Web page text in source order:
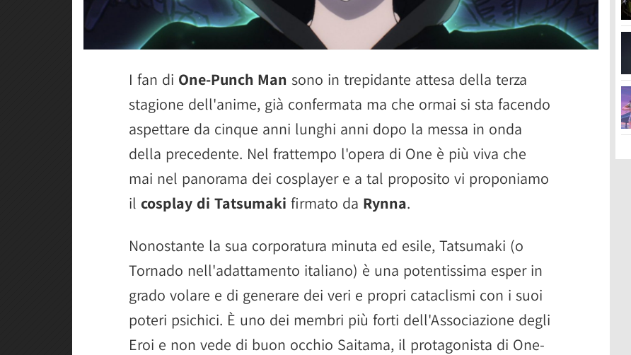
I fan di One-Punch Man sono in trepidante attesa della terza
stagione dell'anime, già confermata ma che ormai si sta facendo
aspettare da cinque anni lunghi anni dopo la messa in onda
della precedente. Nel frattempo l'opera di One è più viva che
mai nel panorama dei cosplayer e a tal proposito vi proponiamo
il cosplay di Tatsumaki firmato da Rynna.
Nonostante la sua corporatura minuta ed esile, Tatsumaki (o
Tornado nell'adattamento italiano) è una potentissima esper in
grado volare e di generare dei veri e propri cataclismi con i suoi
poteri psichici. È uno dei membri più forti dell'Associazione degli
Eroi e non vede di buon occhio Saitama, il protagonista di One-